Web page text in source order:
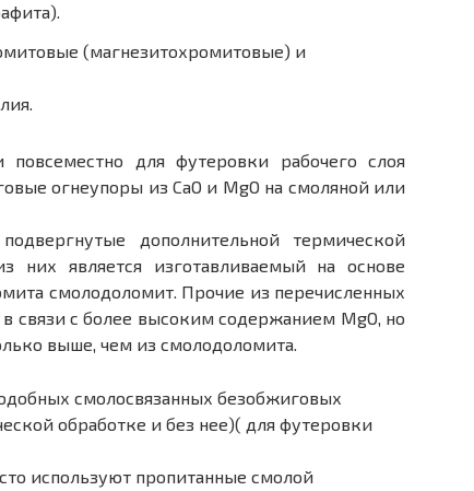
(магнезитохромитовые) и
повсеместно для футеровки рабочего слоя
огнеупоры из СаО и MgO на смоляной или
дополнительной термической
них является изготавливаемый на основе
смолодоломит. Прочие из перечисленных
связи с более высоким содержанием MgO, но
выше, чем из смолодоломита.
смолосвязанных безобжиговых
обработке и без нее)( для футеровки
используют пропитанные смолой